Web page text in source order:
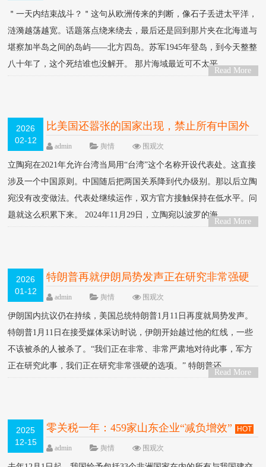
＂一天内结束战斗？＂这句从欧洲传来的判断，像石子丢进太平洋，
涟漪越荡越宽。话题落点绕来绕去，最后还是回到那片夹在北海道与
堪察加半岛之间的岛屿——北方四岛。苏军1945年登岛，到今天整整
八十年了，这个死结谁也没解开。 那片海域最近可不太平....
Read More
2026
02-12
比美国还嚣张的国家出现，禁止所有中国外
交官入境，不让统一
HOT
admin 舆情 围观次
立陶宛在2021年允许台湾当局用“台湾”这个名称开设代表处。这直接
涉及一个中国原则。中国随后把两国关系降到代办级别。那以后立陶
宛没有改变做法。代表处继续运作，双方官方接触保持在低水平。问
题就这么积累下来。 2024年11月29日，立陶宛以波罗的海....
Read More
2026
01-12
特朗普再就伊朗局势发声正在研究非常强硬
的选项
HOT
admin 舆情 围观次
伊朗国内抗议仍在持续，美国总统特朗普1月11日再度就局势发声。
特朗普1月11日在接受媒体采访时说，伊朗开始越过他的红线，一些
不该被杀的人被杀了。“我们正在非常、非常严肃地对待此事，军方
正在研究此事，我们正在研究非常强硬的选项。” 特朗普还....
Read More
2025
12-15
零关税一年：459家山东企业“减负增效” HOT
admin 舆情 围观次